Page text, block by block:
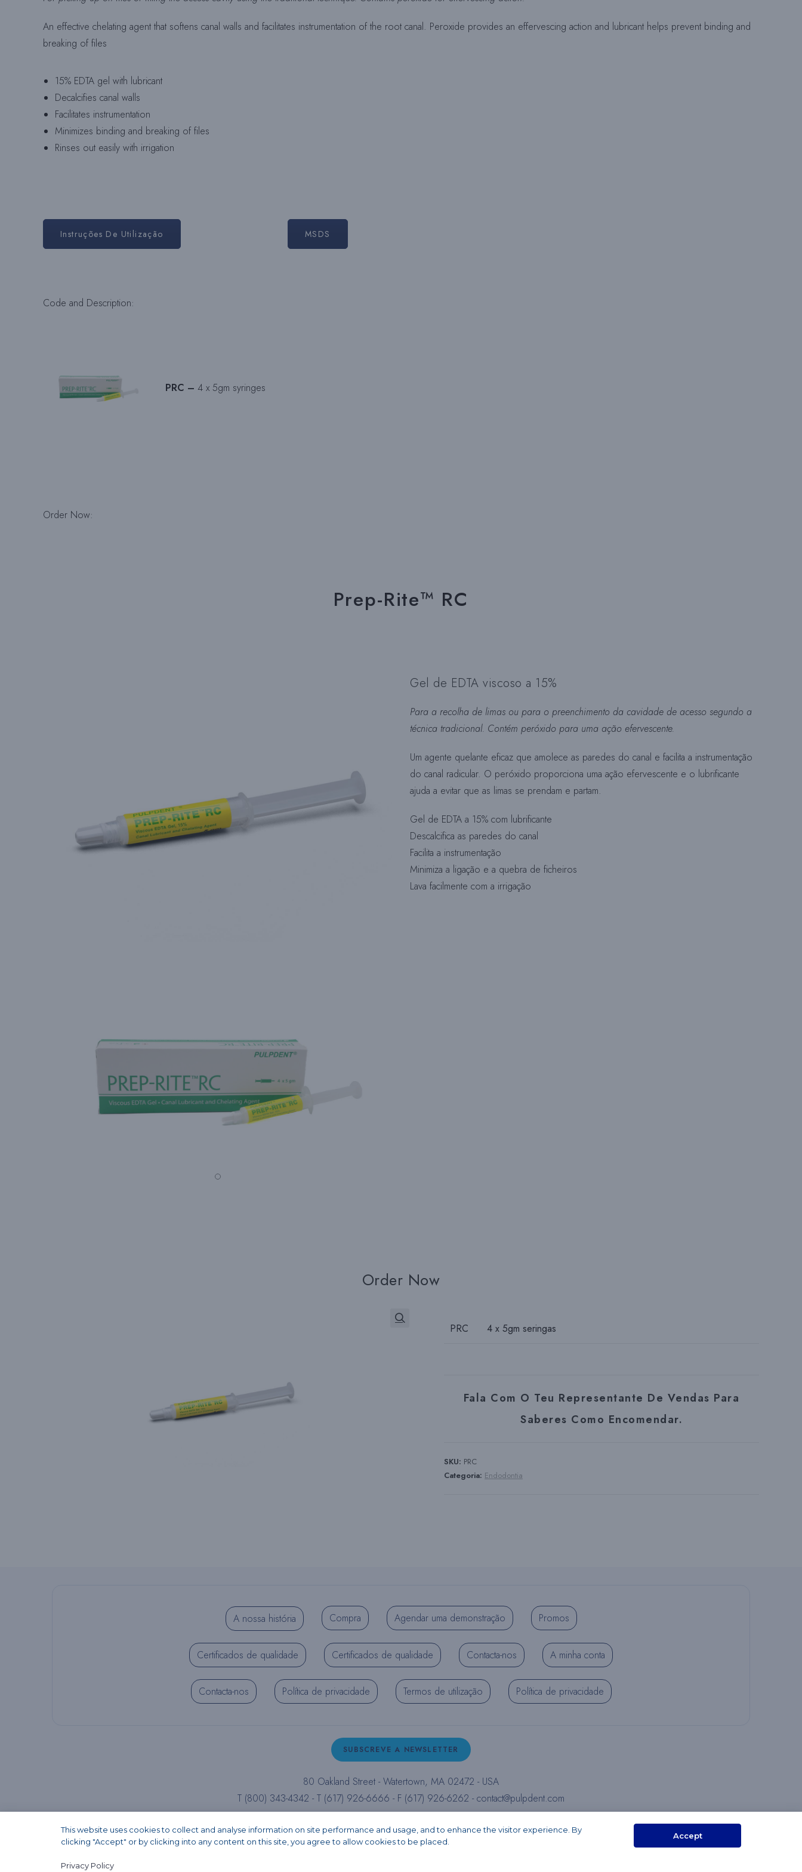
T
An effective chelating agent that softens canal walls and facilitates instrumentation of the root canal. Peroxide provides an effervescing action and lubricant helps prevent binding and
breaking of files
15% EDTA gel with lubricant
Decalcifies canal walls
Facilitates instrumentation
Minimizes binding and breaking of files
Rinses out easily with irrigation
Instruções De Utilização MSDS
Code and Description:
PRC – 4 x 5gm syringes
Order Now:
Prep-Rite™ RC
Gel de EDTA viscoso a 15%
Para a recolha de limas ou para o preenchimento da cavidade de acesso segundo a
técnica tradicional. Contém peróxido para uma ação efervescente.
Um agente quelante eficaz que amolece as paredes do canal e facilita a instrumentação
do canal radicular. O peróxido proporciona uma ação efervescente e o lubrificante
ajuda a evitar que as limas se prendam e partam.
Gel de EDTA a 15% com lubrificante
Descalcifica as paredes do canal
Facilita a instrumentação
Minimiza a ligação e a quebra de ficheiros
Lava facilmente com a irrigação
Order Now
PRC 4 x 5gm seringas
Fala Com O Teu Representante De Vendas Para
Saberes Como Encomendar.
SKU: PRC
Categoria: Endodontia
A nossa história Compra Agendar uma demonstração Promos
Certificados de qualidade Certificados de qualidade Contacta-nos A minha conta
Contacta-nos Política de privacidade Termos de utilização Política de privacidade
SUBSCREVE A NEWSLETTER
80 Oakland Street - Watertown, MA 02472 - USA
T (800) 343-4342 - T (617) 926-6666 - F (617) 926-6262 - contact@pulpdent.com
FacebookInstagramLinkedIn
X YouTube
This website uses cookies to collect and analyse information on site performance and usage, and to enhance the visitor experience. By
clicking "Accept" or by clicking into any content on this site, you agree to allow cookies to be placed.
Privacy Policy
Accept